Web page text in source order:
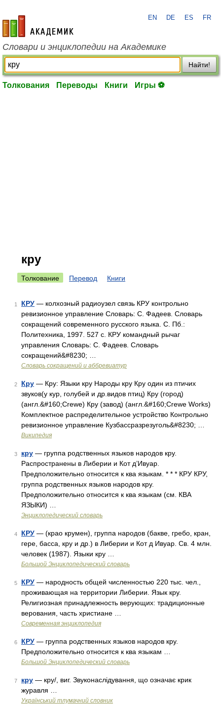
academic.ru
EN DE ES FR
Словари и энциклопедии на Академике
Найти!
Толкования Переводы Книги Игры ⚽
кру
Толкование Перевод Книги
1 КРУ — колхозный радиоузел связь КРУ контрольно
ревизионное управление Словарь: С. Фадеев. Словарь
сокращений современного русского языка. С. Пб.:
Политехника, 1997. 527 с. КРУ командный рычаг
управления Словарь: С. Фадеев. Словарь
сокращений&#8230; …
Словарь сокращений и аббревиатур
2 Кру — Кру: Языки кру Народы кру Кру один из птичих
звуков(у кур, голубей и др.видов птиц) Кру (город)
(англ.&#160;Crewe) Кру (завод) (англ.&#160;Crewe Works)
Комплектное распределительное устройство Контрольно
ревизионное управление Кузбассразрезуголь&#8230; …
Википедия
3 кру — группа родственных языков народов кру.
Распространены в Либерии и Кот д’Ивуар.
Предположительно относится к ква языкам. * * * КРУ КРУ,
группа родственных языков народов кру.
Предположительно относится к ква языкам (см. КВА
ЯЗЫКИ) …
Энциклопедический словарь
4 КРУ — (крао крумен), группа народов (бакве, гребо, кран,
гере, басса, кру и др.) в Либерии и Кот д Ивуар. Св. 4 млн.
человек (1987). Языки кру …
Большой Энциклопедический словарь
5 КРУ — народность общей численностью 220 тыс. чел.,
проживающая на территории Либерии. Язык кру.
Религиозная принадлежность верующих: традиционные
верования, часть христиане …
Современная энциклопедия
6 КРУ — группа родственных языков народов кру.
Предположительно относится к ква языкам …
Большой Энциклопедический словарь
7 кру — кру/, виг. Звуконаслідування, що означає крик
журавля …
Український тлумачний словник